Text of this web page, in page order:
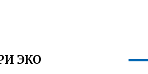
ЭКО